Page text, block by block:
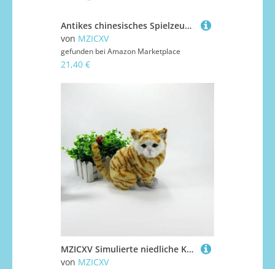
Antikes chinesisches Spielzeugschwert im Han-Jian-Stil for, 65 cm große Kunststoffnachbildung, Cosplay-Requisite for Jungenkostüme aus der Zeit der Streitenden Reiche, Theater und Aufführung(A)
von MZICXV
gefunden bei Amazon Marketplace
21,40 €
MZICXV Simulierte niedliche Katzen-Plüschtiere, Heimtextilien mit Tiermotiv, Begleitergeschenke for(Gold)
von MZICXV